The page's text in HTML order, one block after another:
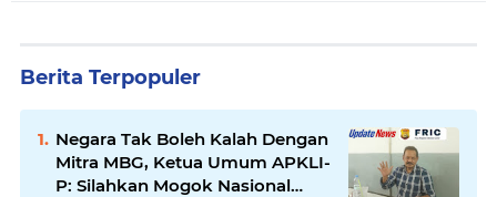
Berita Terpopuler
Negara Tak Boleh Kalah Dengan
Mitra MBG, Ketua Umum APKLI-
P: Silahkan Mogok Nasional